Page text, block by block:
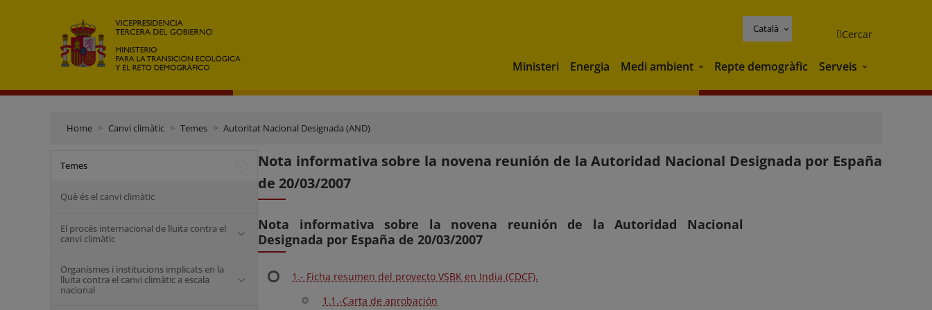
Català Cercar
Ministeri Energia Medi ambient Medi ambient
Repte demogràfic Serveis Serveis
Home Canvi climàtic Temes Autoritat Nacional Designada (AND)
Temes
Què és el canvi climàtic
El procés internacional de lluita contra el
canvi climàtic
Organismes i institucions implicats en la
lluita contra el canvi climàtic a escala
nacional
Nota informativa sobre la novena reunión de la Autoridad Nacional Designada por España
de 20/03/2007
Nota informativa sobre la novena reunión de la Autoridad Nacional
Designada por España de 20/03/2007
1.- Ficha resumen del proyecto VSBK en India (CDCF).
1.1.-Carta de aprobación